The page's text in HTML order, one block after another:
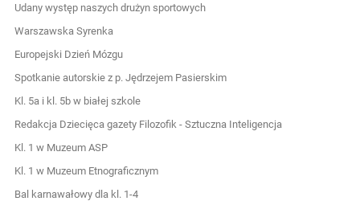
Udany występ naszych drużyn sportowych
Warszawska Syrenka
Europejski Dzień Mózgu
Spotkanie autorskie z p. Jędrzejem Pasierskim
Kl. 5a i kl. 5b w białej szkole
Redakcja Dziecięca gazety Filozofik - Sztuczna Inteligencja
Kl. 1 w Muzeum ASP
Kl. 1 w Muzeum Etnograficznym
Bal karnawałowy dla kl. 1-4